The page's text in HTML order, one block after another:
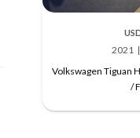
2021
Volkswagen Tiguan
/